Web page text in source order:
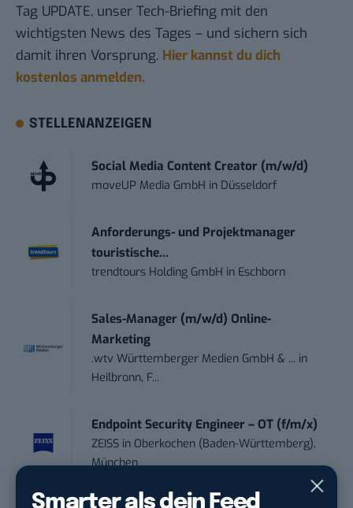
Smarter als dein Feed
Tag UPDATE, unser Tech-Briefing mit den
wichtigsten News des Tages – und sichern sich
damit ihren Vorsprung. Hier kannst du dich
kostenlos anmelden.
STELLENANZEIGEN
Social Media Content Creator (m/w/d)
moveUP Media GmbH in Düsseldorf
Anforderungs- und Projektmanager
touristische...
trendtours Holding GmbH in Eschborn
Sales-Manager (m/w/d) Online-
Marketing
.wtv Württemberger Medien GmbH & ... in
Heilbronn, F...
Endpoint Security Engineer – OT (f/m/x)
ZEISS in Oberkochen (Baden-Württemberg),
München